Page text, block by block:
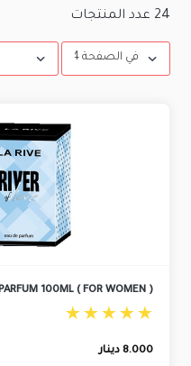
24 عدد المنتجات
100ML ( FOR WOMEN )
8.000 دينار